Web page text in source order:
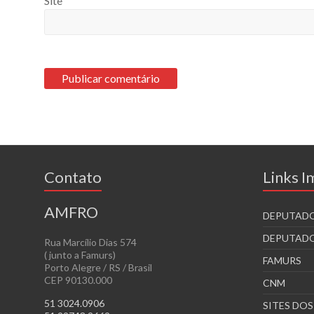
Contato
AMFRO
Rua Marcílio Dias 574
( junto a Famurs)
Porto Alegre / RS / Brasil
CEP 90130.000
51 3024.0906
Links
FAMURS
CNM
SITES